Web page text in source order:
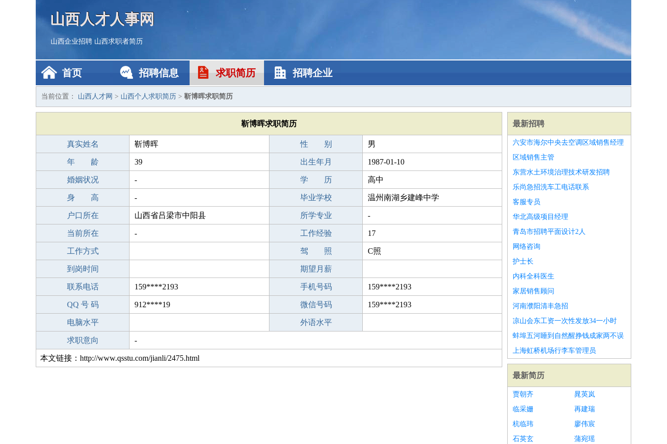
山西人才人事网
山西企业招聘 山西求职者简历
首页 招聘信息 求职简历 招聘企业
当前位置： 山西人才网 > 山西个人求职简历 > 靳博晖求职简历
靳博晖求职简历
真实姓名 靳博晖 性 别 男
年 龄 39 出生年月 1987-01-10
婚姻状况 - 学 历 高中
身 高 - 毕业学校 温州南湖乡建峰中学
户口所在 山西省吕梁市中阳县 所学专业 -
当前所在 - 工作经验 17
工作方式 驾 照 C照
到岗时间 期望月薪
联系电话 159****2193 手机号码 159****2193
QQ 号 码 912****19 微信号码 159****2193
电脑水平 外语水平
求职意向 -
本文链接：http://www.qsstu.com/jianli/2475.html
最新招聘
六安市海尔中央去空调区域销售经理
区域销售主管
东营水土环境治理技术研发招聘
乐尚急招洗车工电话联系
客服专员
华北高级项目经理
青岛市招聘平面设计2人
网络咨询
护士长
内科全科医生
家居销售顾问
河南濮阳清丰急招
凉山会东工资一次性发放34一小时
蚌埠五河睡到自然醒挣钱成家两不误
上海虹桥机场行李车管理员
最新简历
贾朝齐
晁英岚
临采姗
再建瑞
杭临玮
廖伟宸
石英玄
蒲宛瑶